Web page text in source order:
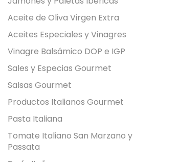
Aceite de Oliva Virgen Extra
Aceites Especiales y Vinagres
Vinagre Balsámico DOP e IGP
Sales y Especias Gourmet
Salsas Gourmet
Productos Italianos Gourmet
Pasta Italiana
Tomate Italiano San Marzano y
Passata